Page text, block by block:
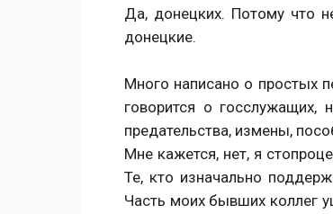
Да, донецких. Потому что
донецкие.
Много написано о простых
говорится о госслужащих,
предательства, измены,
Мне кажется, нет, я
Те, кто изначально
Часть моих бывших коллег